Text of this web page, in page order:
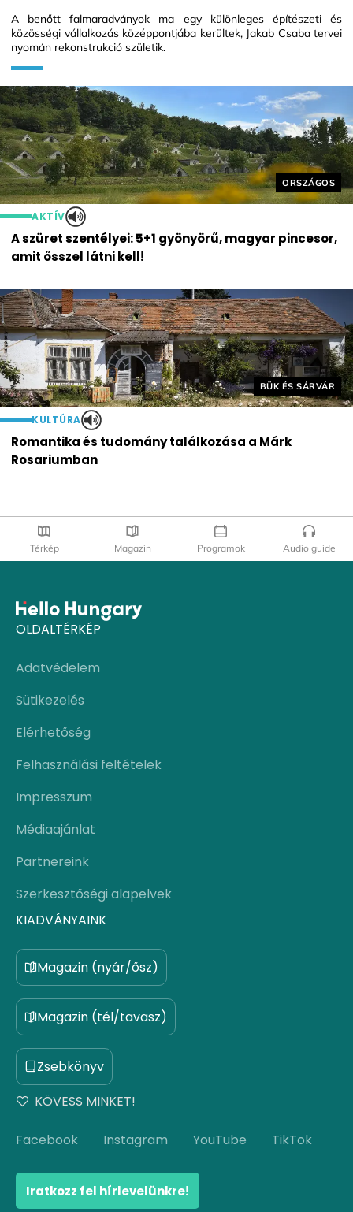
Helyszín
ORSZÁGOS
AKTÍV
A szüret szentélyei: 5+1 gyönyörű, magyar pincesor,
amit ősszel látni kell!
A benőtt falmaradványok ma egy különleges építészeti és
közösségi vállalkozás középpontjába kerültek, Jakab Csaba tervei
nyomán rekonstrukció születik.
Helyszín címkék:
BÜK ÉS SÁRVÁR
KULTÚRA
Romantika és tudomány találkozása a Márk
Rosariumban
Térkép Magazin Programok Audio guide
OLDALTÉRKÉP
Adatvédelem
Sütikezelés
Elérhetőség
Felhasználási feltételek
Impresszum
Médiaajánlat
Partnereink
Szerkesztőségi alapelvek
KIADVÁNYAINK
Magazin (nyár/ősz)
Magazin (tél/tavasz)
Zsebkönyv
KÖVESS MINKET!
Facebook Instagram YouTube TikTok
Iratkozz fel hírlevelünkre!